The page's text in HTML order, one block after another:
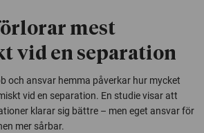
mest
vid en separation
och ansvar hemma påverkar hur mycket
vid en separation. En studie visar att
klarar sig bättre – men eget ansvar för
mer sårbar.